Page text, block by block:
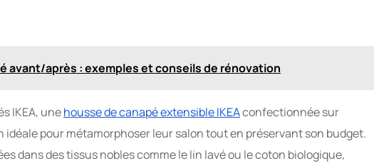
avant/après : exemples et conseils de rénovation
IKEA, unehousse de canapé extensible IKEAconfectionnée sur
pour métamorphoser leur salon tout en préservant son budget.
dans des tissus nobles comme le lin lavé ou le coton biologique,